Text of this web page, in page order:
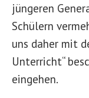
jüngeren
Schülern
uns daher mit
Unterricht“
eingehen.